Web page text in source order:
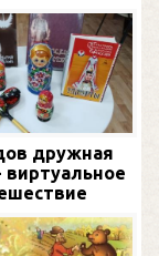
дружная
виртуальное